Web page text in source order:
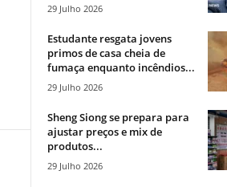
29 Julho 2026
Estudante resgata jovens
primos de casa cheia de
fumaça enquanto incêndios...
29 Julho 2026
Sheng Siong se prepara para
ajustar preços e mix de
produtos...
29 Julho 2026